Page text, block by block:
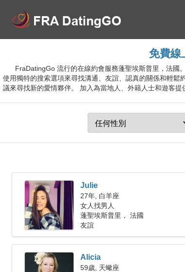
免費線
FraDatingGo 流行的在線約會服務蓬聖埃斯普里，法國
使用獨特的搜索選項來尋找溝通、友誼、認真的關係和輕
議來尋找新的愛情夥伴。 加入為當地人、外籍人士和遊客提
Julie
27年, 白羊座
女人找男人
蓬聖埃斯普里， 法國
友誼
Alicia
59歲, 天蠍座